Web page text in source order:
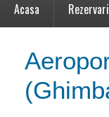
Acasa Rezervari